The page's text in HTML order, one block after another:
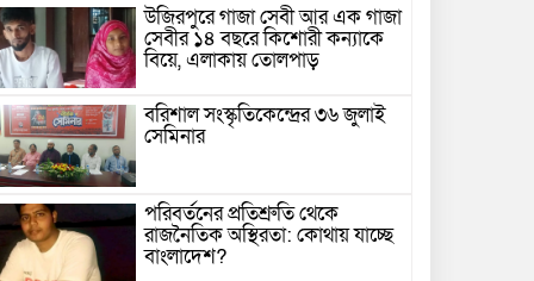
উজিরপুরে গাজা সেবী আর এক গাজা
সেবীর ১৪ বছরে কিশোরী কন্যাকে
বিয়ে, এলাকায় তোলপাড়
বরিশাল সংস্কৃতিকেন্দ্রের ৩৬ জুলাই
সেমিনার
পরিবর্তনের প্রতিশ্রুতি থেকে
রাজনৈতিক অস্থিরতা: কোথায় যাচ্ছে
বাংলাদেশ?